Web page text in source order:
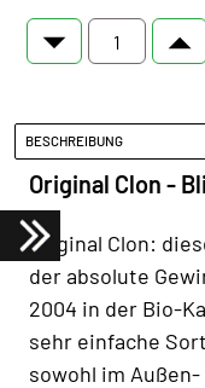
BESCHREIBUNG
Original Clon -
Original Clon:
der absolute
2004 in der Bio-
sehr einfache
sowohl im